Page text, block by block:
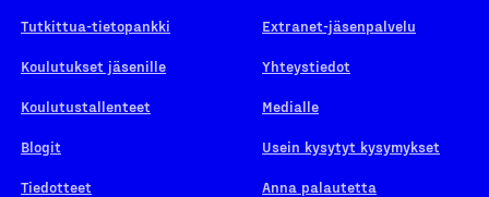
Tutkittua-tietopankki
Koulutukset jäsenille
Koulutustallenteet
Blogit
Tiedotteet
Extranet-jäsenpalvelu
Yhteystiedot
Medialle
Usein kysytyt kysymykset
Anna palautetta